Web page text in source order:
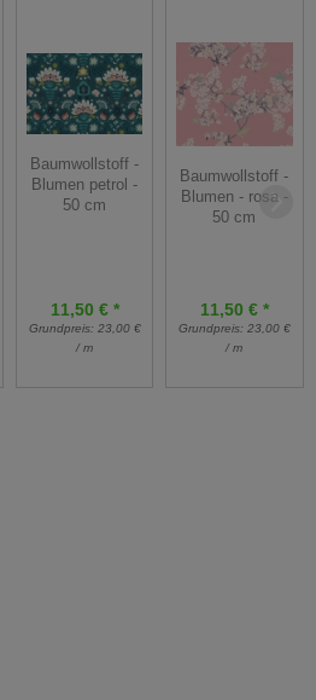
Baumwollstoff -
Blumen petrol -
50 cm
11,50 € *
Grundpreis: 23,00 €
/ m
Baumwollstoff -
Blumen - rosa -
50 cm
11,50 € *
Grundpreis: 23,00 €
/ m